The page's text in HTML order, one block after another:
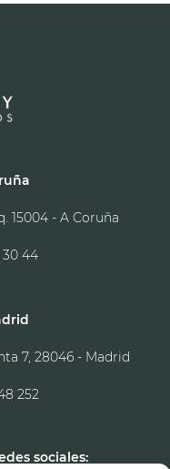
15004 - A Coruña
30 44
7, 28046 - Madrid
252
sociales: